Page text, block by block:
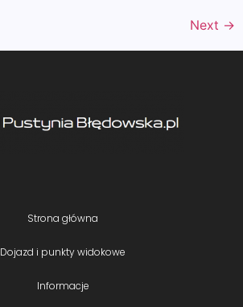
Next →
Strona główna
Dojazd i punkty widokowe
Informacje